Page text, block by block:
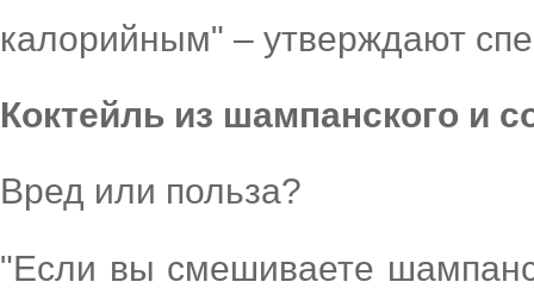
калорийным" – утверждают
Коктейль из шампанского и
Вред или польза?
"Если вы смешиваете